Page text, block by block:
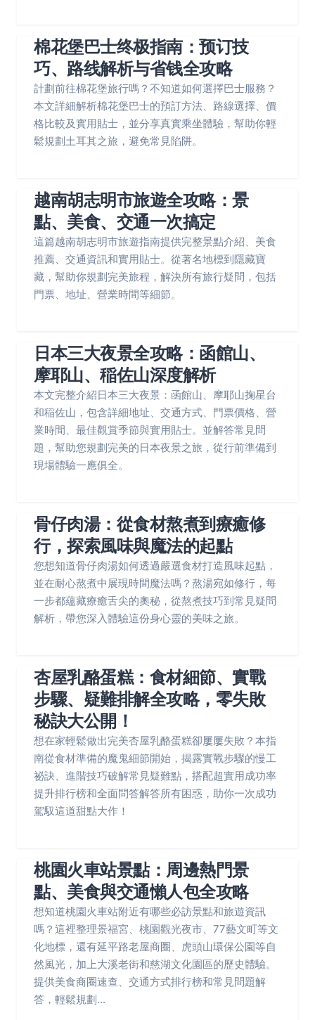
棉花堡巴士终极指南：预订技
巧、路线解析与省钱全攻略
計劃前往棉花堡旅行嗎？不知道如何選擇巴士服務？
本文詳細解析棉花堡巴士的預訂方法、路線選擇、價
格比較及實用貼士，並分享真實乘坐體驗，幫助你輕
鬆規劃土耳其之旅，避免常見陷阱。
越南胡志明市旅遊全攻略：景
點、美食、交通一次搞定
這篇越南胡志明市旅遊指南提供完整景點介紹、美食
推薦、交通資訊和實用貼士。從著名地標到隱藏寶
藏，幫助你規劃完美旅程，解決所有旅行疑問，包括
門票、地址、營業時間等細節。
日本三大夜景全攻略：函館山、
摩耶山、稲佐山深度解析
本文完整介紹日本三大夜景：函館山、摩耶山掬星台
和稲佐山，包含詳細地址、交通方式、門票價格、營
業時間、最佳觀賞季節與實用貼士。並解答常見問
題，幫助您規劃完美的日本夜景之旅，從行前準備到
現場體驗一應俱全。
骨仔肉湯：從食材熬煮到療癒修
行，探索風味與魔法的起點
您想知道骨仔肉湯如何透過嚴選食材打造風味起點，
並在耐心熬煮中展現時間魔法嗎？熬湯宛如修行，每
一步都蘊藏療癒舌尖的奧秘，從熬煮技巧到常見疑問
解析，帶您深入體驗這份身心靈的美味之旅。
杏屋乳酪蛋糕：食材細節、實戰
步驟、疑難排解全攻略，零失敗
秘訣大公開！
想在家輕鬆做出完美杏屋乳酪蛋糕卻屢屢失敗？本指
南從食材準備的魔鬼細節開始，揭露實戰步驟的慢工
祕訣、進階技巧破解常見疑難點，搭配超實用成功率
提升排行榜和全面問答解答所有困惑，助你一次成功
駕馭這道甜點大作！
桃園火車站景點：周邊熱門景
點、美食與交通懶人包全攻略
想知道桃園火車站附近有哪些必訪景點和旅遊資訊
嗎？這裡整理景福宮、桃園觀光夜市、77藝文町等文
化地標，還有延平路老屋商圈、虎頭山環保公園等自
然風光，加上大溪老街和慈湖文化園區的歷史體驗。
提供美食商圈速查、交通方式排行榜和常見問題解
答，輕鬆規劃...